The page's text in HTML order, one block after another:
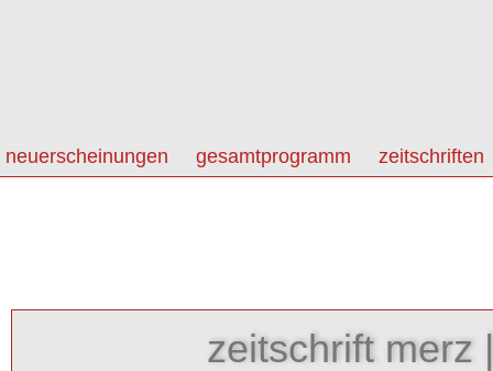
neuerscheinungen gesamtprogramm zeitschriften
zeitschrift merz